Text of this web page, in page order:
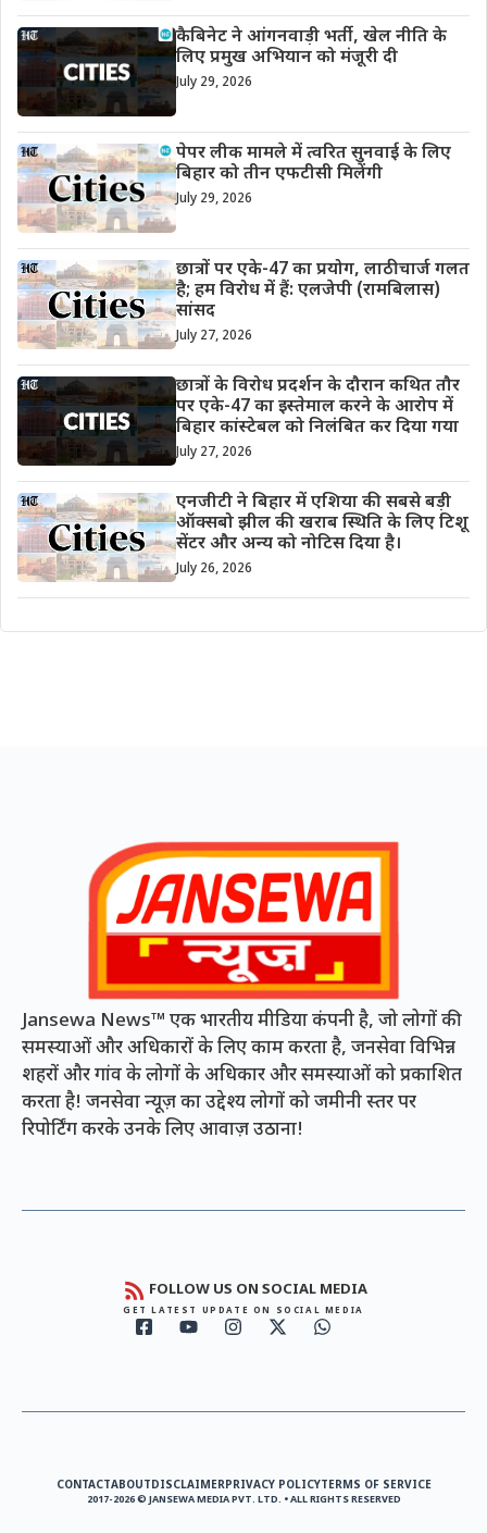
कैबिनेट ने आंगनवाड़ी भर्ती, खेल नीति के
लिए प्रमुख अभियान को मंजूरी दी
July 29, 2026
पेपर लीक मामले में त्वरित सुनवाई के लिए
बिहार को तीन एफटीसी मिलेंगी
July 29, 2026
छात्रों पर एके-47 का प्रयोग, लाठीचार्ज गलत
है; हम विरोध में हैं: एलजेपी (रामबिलास)
सांसद
July 27, 2026
छात्रों के विरोध प्रदर्शन के दौरान कथित तौर
पर एके-47 का इस्तेमाल करने के आरोप में
बिहार कांस्टेबल को निलंबित कर दिया गया
July 27, 2026
एनजीटी ने बिहार में एशिया की सबसे बड़ी
ऑक्सबो झील की खराब स्थिति के लिए टिशू
सेंटर और अन्य को नोटिस दिया है।
July 26, 2026
Jansewa News™ एक भारतीय मीडिया कंपनी है, जो लोगों की
समस्याओं और अधिकारों के लिए काम करता है, जनसेवा विभिन्न
शहरों और गांव के लोगों के अधिकार और समस्याओं को प्रकाशित
करता है! जनसेवा न्यूज़ का उद्देश्य लोगों को जमीनी स्तर पर
रिपोर्टिंग करके उनके लिए आवाज़ उठाना!
FOLLOW US ON SOCIAL MEDIA
GET LATEST UPDATE ON SOCIAL MEDIA
CONTACTABOUTDISCLAIMERPRIVACY POLICYTERMS OF SERVICE
2017-2026 © JANSEWA MEDIA PVT. LTD. • ALL RIGHTS RESERVED